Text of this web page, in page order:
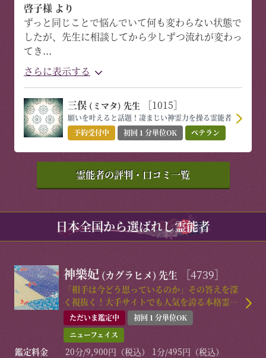
啓子様 より
ずっと同じことで悩んでいて何も変わらない状態で
したが、先生に相談してから少しずつ流れが変わっ
てき...
さらに表示する
三俣 (ミマタ) 先生 ［1015］
願いを叶えると話題！凄まじい神霊力を操る霊能者
予約受付中
初回１分単位OK ベテラン
霊能者の評判・口コミ一覧
日本全国から選ばれし霊能者
神樂妃 (カグラヒメ) 先生 ［4739］
「相手は今どう思っているのか」その答えを深
く視抜く！大手サイトでも人気を誇る本格霊視
鑑定
ただいま鑑定中
初回１分単位OK
ニューフェイス
鑑定料金
20分/9,900円（税込） 1分/495円（税込）